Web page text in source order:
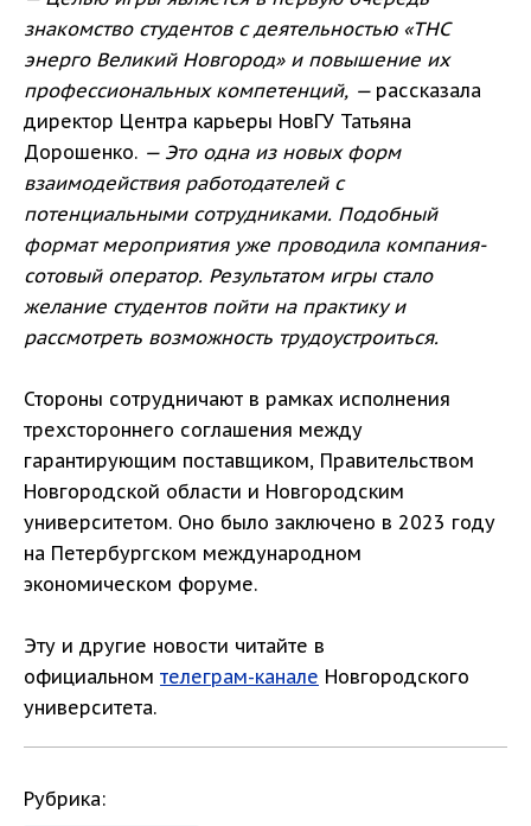
знакомство студентов с деятельностью «ТНС
энерго Великий Новгород» и повышение их
профессиональных компетенций, — рассказала
директор Центра карьеры НовГУ Татьяна
Дорошенко. — Это одна из новых форм
взаимодействия работодателей с
потенциальными сотрудниками. Подобный
формат мероприятия уже проводила компания-
сотовый оператор. Результатом игры стало
желание студентов пойти на практику и
рассмотреть возможность трудоустроиться.
Стороны сотрудничают в рамках исполнения
трехстороннего соглашения между
гарантирующим поставщиком, Правительством
Новгородской области и Новгородским
университетом. Оно было заключено в 2023 году
на Петербургском международном
экономическом форуме.
Эту и другие новости читайте в
официальном телеграм-канале Новгородского
университета.
Рубрика: